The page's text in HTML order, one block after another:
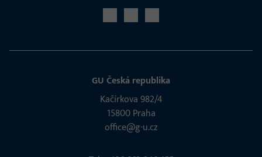
GU Česká republika
Kačírkova 982/4
15800 Praha
office@g-u.cz